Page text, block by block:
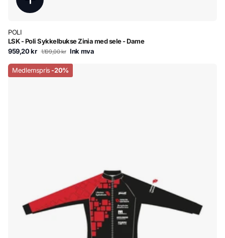
POLI
LSK - Poli Sykkelbukse Zinia med sele - Dame
959,20 kr 1.199,00 kr Ink mva
Medlemspris -20%